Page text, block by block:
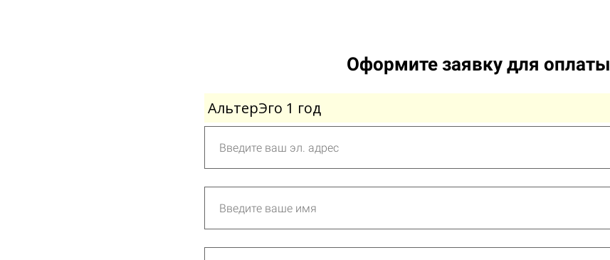
Оформите заявку для оплаты
АльтерЭго 1 год